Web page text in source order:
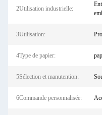
2Utilisation industrielle:
3Utilisation:
4Type de papier:
5Sélection et manutention:
6Commande personnalisée: